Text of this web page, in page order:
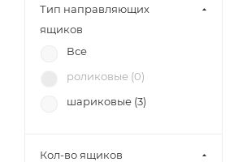
МК Стиль (2)
Тип направляющих
ящиков
Все
роликовые (0)
шариковые (3)
Кол-во ящиков